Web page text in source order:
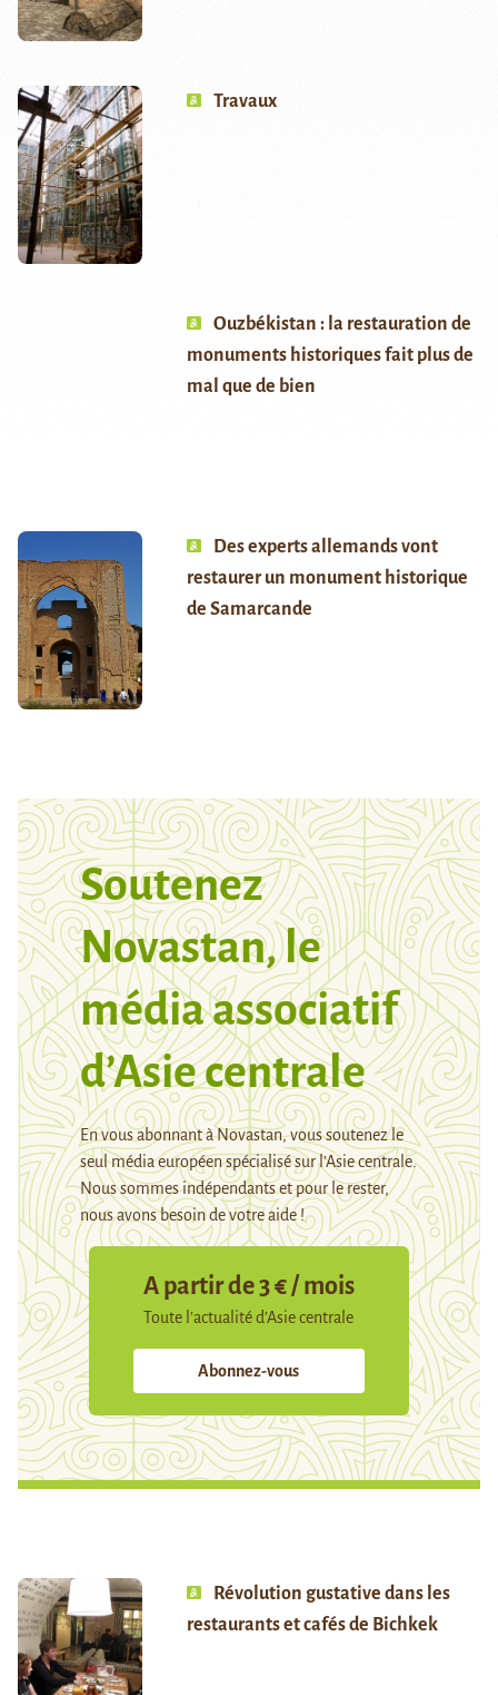
Travaux
Ouzbékistan : la restauration de
monuments historiques fait plus de
mal que de bien
Des experts allemands vont
restaurer un monument historique
de Samarcande
Soutenez
Novastan, le
média associatif
d’Asie centrale
En vous abonnant à Novastan, vous soutenez le
seul média européen spécialisé sur l’Asie centrale.
Nous sommes indépendants et pour le rester,
nous avons besoin de votre aide !
A partir de 3 € / mois
Toute l’actualité d’Asie centrale
Abonnez-vous
Révolution gustative dans les
restaurants et cafés de Bichkek